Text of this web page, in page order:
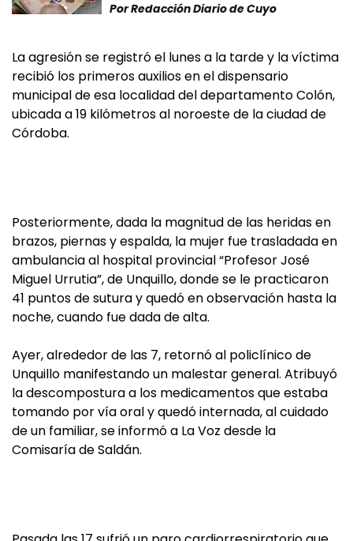
PorRedacción Diario de Cuyo
La agresión se registró el lunes a la tarde y la víctima
recibió los primeros auxilios en el dispensario
municipal de esa localidad del departamento Colón,
ubicada a 19 kilómetros al noroeste de la ciudad de
Córdoba.
Posteriormente, dada la magnitud de las heridas en
brazos, piernas y espalda, la mujer fue trasladada en
ambulancia al hospital provincial “Profesor José
Miguel Urrutia”, de Unquillo, donde se le practicaron
41 puntos de sutura y quedó en observación hasta la
noche, cuando fue dada de alta.
Ayer, alrededor de las 7, retornó al policlínico de
Unquillo manifestando un malestar general. Atribuyó
la descompostura a los medicamentos que estaba
tomando por vía oral y quedó internada, al cuidado
de un familiar, se informó a La Voz desde la
Comisaría de Saldán.